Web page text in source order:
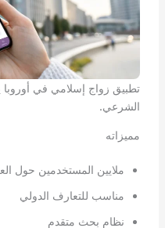
تطبيق زواج إسلامي في أوروبا
الشرعي.
مميزاته
ملايين المستخدمين حول
مناسب للتعارف الدولي
نظام بحث متقدم